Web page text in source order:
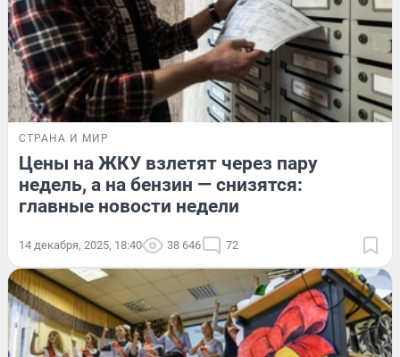
СТРАНА И МИР
Цены на ЖКУ взлетят через пару
недель, а на бензин — снизятся:
главные новости недели
14 декабря, 2025, 18:40 38 646 72